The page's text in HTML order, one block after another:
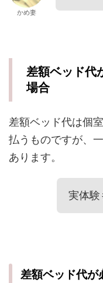
かめ妻
差額ベッド代
場合
差額ベッド代は個
払うものですが、
あります。
実体験
差額ベッド代が